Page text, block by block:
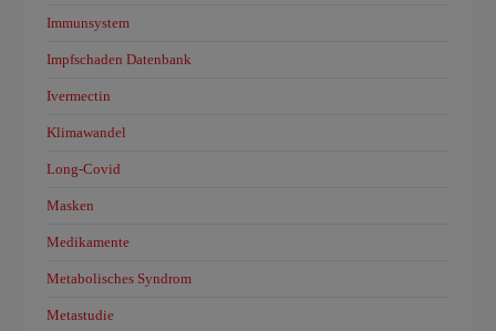
Immunsystem
Impfschaden Datenbank
Ivermectin
Klimawandel
Long-Covid
Masken
Medikamente
Metabolisches Syndrom
Metastudie